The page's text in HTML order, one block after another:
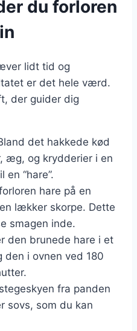
du forloren
lidt tid og
er det hele værd.
der guider dig
det hakkede kød
æg, og krydderier i en
en “hare”.
hare på en
lækker skorpe. Dette
smagen inde.
den brunede hare i et
den i ovnen ved 180
fra panden
sovs, som du kan